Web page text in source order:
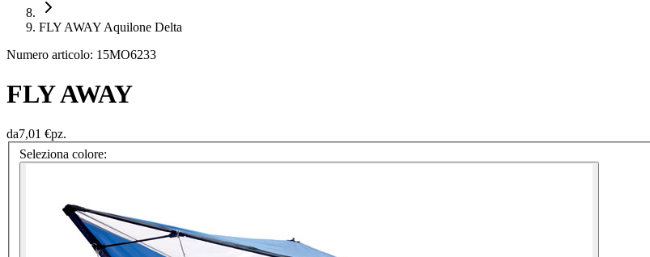
FLY AWAY Aquilone Delta
Numero articolo: 15MO6233
FLY AWAY
da7,01 €pz.
Seleziona colore: